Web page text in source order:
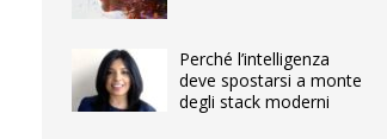
Perché l’intelligenza
deve spostarsi a monte
degli stack moderni